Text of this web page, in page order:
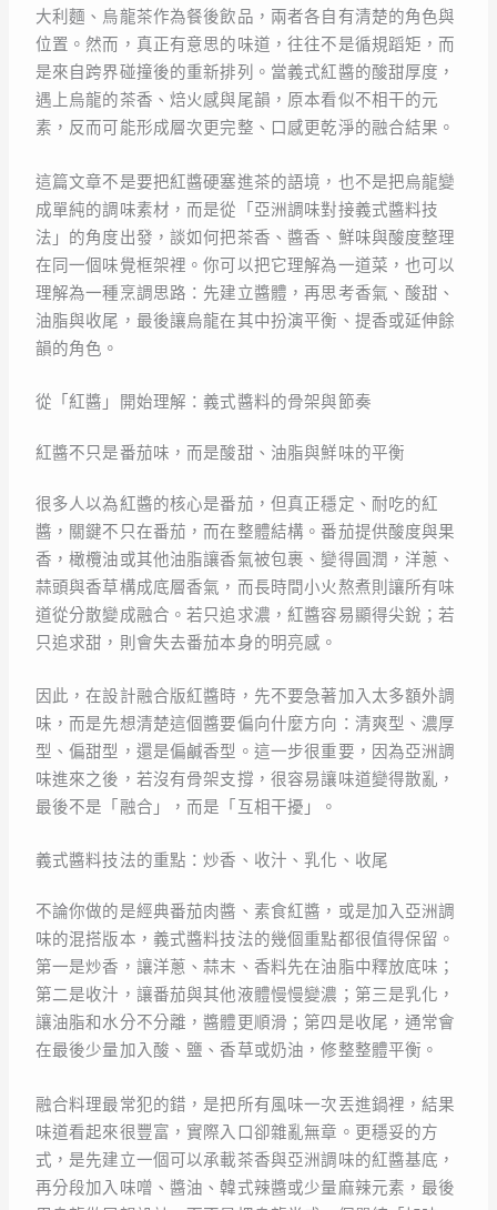
大利麵、烏龍茶作為餐後飲品，兩者各自有清楚的角色與
位置。然而，真正有意思的味道，往往不是循規蹈矩，而
是來自跨界碰撞後的重新排列。當義式紅醬的酸甜厚度，
遇上烏龍的茶香、焙火感與尾韻，原本看似不相干的元
素，反而可能形成層次更完整、口感更乾淨的融合結果。
這篇文章不是要把紅醬硬塞進茶的語境，也不是把烏龍變
成單純的調味素材，而是從「亞洲調味對接義式醬料技
法」的角度出發，談如何把茶香、醬香、鮮味與酸度整理
在同一個味覺框架裡。你可以把它理解為一道菜，也可以
理解為一種烹調思路：先建立醬體，再思考香氣、酸甜、
油脂與收尾，最後讓烏龍在其中扮演平衡、提香或延伸餘
韻的角色。
從「紅醬」開始理解：義式醬料的骨架與節奏
紅醬不只是番茄味，而是酸甜、油脂與鮮味的平衡
很多人以為紅醬的核心是番茄，但真正穩定、耐吃的紅
醬，關鍵不只在番茄，而在整體結構。番茄提供酸度與果
香，橄欖油或其他油脂讓香氣被包裹、變得圓潤，洋蔥、
蒜頭與香草構成底層香氣，而長時間小火熬煮則讓所有味
道從分散變成融合。若只追求濃，紅醬容易顯得尖銳；若
只追求甜，則會失去番茄本身的明亮感。
因此，在設計融合版紅醬時，先不要急著加入太多額外調
味，而是先想清楚這個醬要偏向什麼方向：清爽型、濃厚
型、偏甜型，還是偏鹹香型。這一步很重要，因為亞洲調
味進來之後，若沒有骨架支撐，很容易讓味道變得散亂，
最後不是「融合」，而是「互相干擾」。
義式醬料技法的重點：炒香、收汁、乳化、收尾
不論你做的是經典番茄肉醬、素食紅醬，或是加入亞洲調
味的混搭版本，義式醬料技法的幾個重點都很值得保留。
第一是炒香，讓洋蔥、蒜末、香料先在油脂中釋放底味；
第二是收汁，讓番茄與其他液體慢慢變濃；第三是乳化，
讓油脂和水分不分離，醬體更順滑；第四是收尾，通常會
在最後少量加入酸、鹽、香草或奶油，修整整體平衡。
融合料理最常犯的錯，是把所有風味一次丟進鍋裡，結果
味道看起來很豐富，實際入口卻雜亂無章。更穩妥的方
式，是先建立一個可以承載茶香與亞洲調味的紅醬基底，
再分段加入味噌、醬油、韓式辣醬或少量麻辣元素，最後